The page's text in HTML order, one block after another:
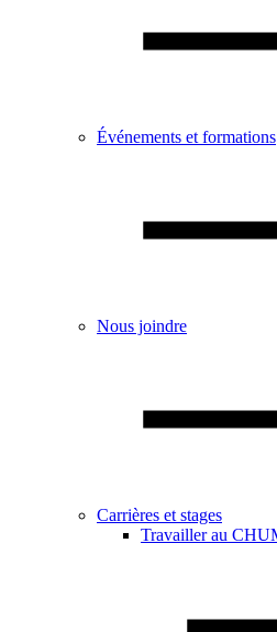
Événements et formations
Nous joindre
Carrières et stages
Travailler au